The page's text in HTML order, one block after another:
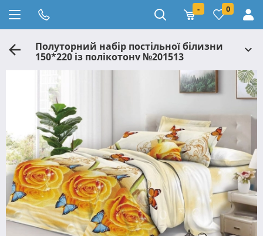
- 0
Полуторний набір постільної білизни
150*220 із полікотону №201513
Черешенька™